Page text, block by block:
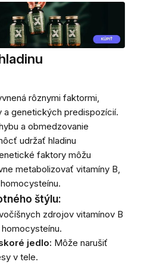
rôznymi faktormi,
a genetických predispozícií.
a obmedzovanie
udržať hladinu
faktory môžu
metabolizovať vitamíny B,
štýlu:
zdrojov vitamínov B
jedlo: Môže narušiť
v tele.